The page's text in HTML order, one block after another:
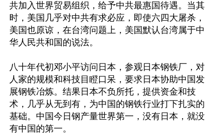
共加入世界贸易组织，给予中共最惠国待遇。当其
时，美国几乎对中共有求必应，即使六四大屠杀，
美国也原谅，在台湾问题上，美国默认台湾属于中
华人民共和国的说法。
八十年代初邓小平访问日本，参观日本钢铁厂，对
人家的规模和科技目瞪口呆，要求日本协助中国发
展钢铁冶炼。结果日本不负所托，提供资金和技
术，几乎从无到有，为中国的钢铁行业打下扎实的
基础。中国今日钢产量世界第一，没有日本，就没
有中国的第一。